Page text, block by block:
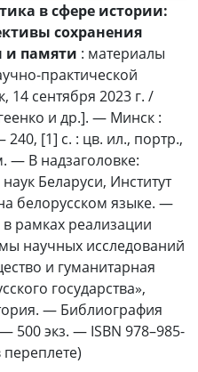
в сфере истории:
сохранения
и памяти : материалы
практической
14 сентября 2023 г. /
и др.]. — Минск :
240, [1] с. : цв. ил., портр.,
— В надзаголовке:
Беларуси, Институт
белорусском языке. —
рамках реализации
научных исследований
и гуманитарная
государства»,
— Библиография
500 экз. — ISBN 978–985-
переплете)